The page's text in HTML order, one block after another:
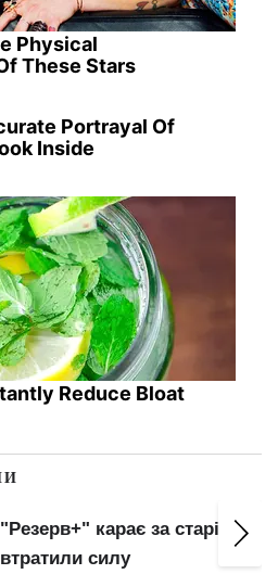
Physical
These Stars
Portrayal Of
Inside
Reduce Bloat
внесуть до баз ТЦК:
обліку